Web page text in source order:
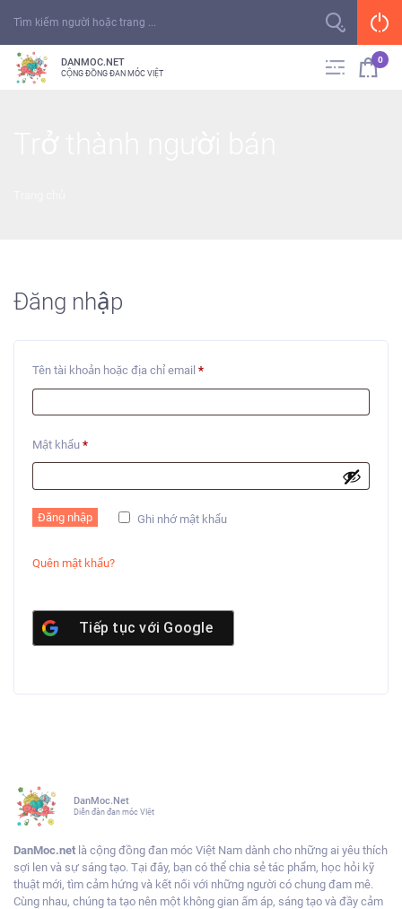
DANMOC.NET
CỘNG ĐỒNG ĐAN MÓC VIỆT
0
Đăng nhập
Tên tài khoản hoặc địa chỉ email *
Mật khẩu *
Ghi nhớ mật khẩu
Đăng nhập
Quên mật khẩu?
Tiếp tục với Google
DanMoc.Net
Diễn đàn đan móc VIệt
DanMoc.net là cộng đồng đan móc Việt Nam dành cho những ai yêu thích
sợi len và sự sáng tạo. Tại đây, bạn có thể chia sẻ tác phẩm, học hỏi kỹ
thuật mới, tìm cảm hứng và kết nối với những người có chung đam mê.
Cùng nhau, chúng ta tạo nên một không gian ấm áp, sáng tạo và đầy cảm